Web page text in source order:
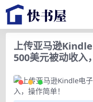
上传亚马逊
500美元被动收入